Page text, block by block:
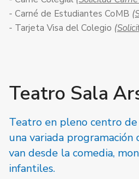
- Carné de Estudiantes CoMB
- Tarjeta Visa del Colegio
Teatro Sala
Teatro en pleno centro
una variada programación
van desde la comedia,
infantiles.